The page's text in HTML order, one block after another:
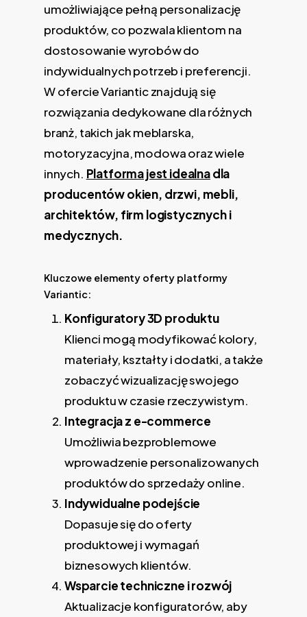
umożliwiające pełną personalizację
produktów, co pozwala klientom na
dostosowanie wyrobów do
indywidualnych potrzeb i preferencji.
W ofercie Variantic znajdują się
rozwiązania dedykowane dla różnych
branż, takich jak meblarska,
motoryzacyjna, modowa oraz wiele
innych. Platforma jest idealnadla
producentów okien, drzwi, mebli,
architektów, firm logistycznych i
medycznych.
Kluczowe elementy oferty platformy
Variantic:
Konfiguratory 3D produktu
Klienci mogą modyfikować kolory,
materiały, kształty i dodatki, a także
zobaczyć wizualizację swojego
produktu w czasie rzeczywistym.
Integracja z e-commerce
Umożliwia bezproblemowe
wprowadzenie personalizowanych
produktów do sprzedaży online.
Indywidualne podejście
Dopasuje się do oferty
produktowej i wymagań
biznesowych klientów.
Wsparcie techniczne i rozwój
Aktualizacje konfiguratorów, aby